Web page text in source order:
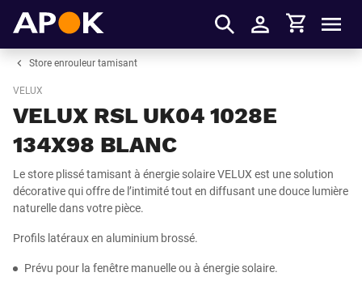
S'identifier
Panier
Store enrouleur tamisant
VELUX
VELUX RSL UK04 1028E
134X98 BLANC
Le store plissé tamisant à énergie solaire VELUX est une solution
décorative qui offre de l’intimité tout en diffusant une douce lumière
naturelle dans votre pièce.
Profils latéraux en aluminium brossé.
Prévu pour la fenêtre manuelle ou à énergie solaire.